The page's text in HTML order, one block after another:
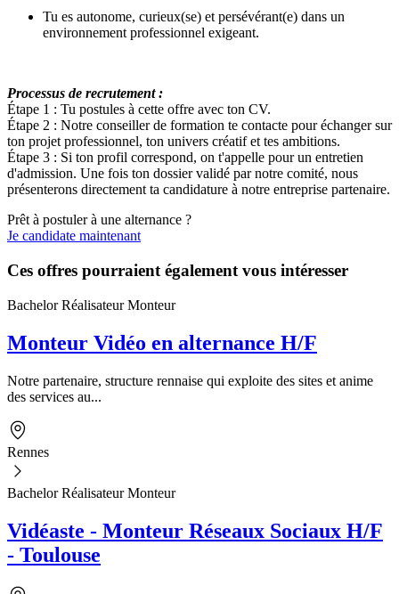
Tu es autonome, curieux(se) et persévérant(e) dans un
environnement professionnel exigeant.
Processus de recrutement :
Étape 1 : Tu postules à cette offre avec ton CV.
Étape 2 : Notre conseiller de formation te contacte pour échanger sur
ton projet professionnel, ton univers créatif et tes ambitions.
Étape 3 : Si ton profil correspond, on t'appelle pour un entretien
d'admission. Une fois ton dossier validé par notre comité, nous
présenterons directement ta candidature à notre entreprise partenaire.
Prêt à postuler à une alternance ?
Je candidate maintenant
Ces offres pourraient également vous intéresser
Bachelor Réalisateur Monteur
Monteur Vidéo en alternance H/F
Notre partenaire, structure rennaise qui exploite des sites et anime
des services au...
Rennes
Bachelor Réalisateur Monteur
Vidéaste - Monteur Réseaux Sociaux H/F
- Toulouse